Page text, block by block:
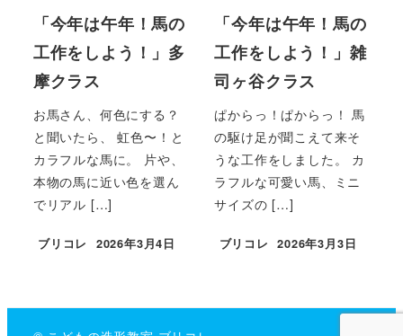
「今年は午年！馬の
工作をしよう！」多
摩クラス
お馬さん、何色にする？
と聞いたら、 虹色〜！と
カラフルな馬に。 片や、
本物の馬に近い色を選ん
でリアル […]
ブリコレ
投稿日
2026年3月4日
「今年は午年！馬の
工作をしよう！」雑
司ヶ谷クラス
ぱからっ！ぱからっ！ 馬
の駆け足が聞こえて来そ
うな工作をしました。 カ
ラフルな可愛い馬、ミニ
サイズの […]
ブリコレ
投稿日
2026年3月3日